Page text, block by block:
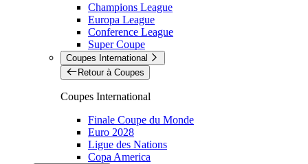
Champions League
Europa League
Conference League
Super Coupe
Coupes International
Retour à Coupes
Coupes International
Finale Coupe du Monde
Euro 2028
Ligue des Nations
Copa America